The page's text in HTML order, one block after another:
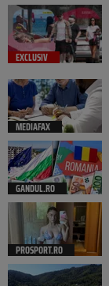
EXCLUSIV
MEDIAFAX
GANDUL.RO
PROSPORT.RO